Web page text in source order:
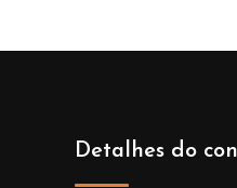
Detalhes do